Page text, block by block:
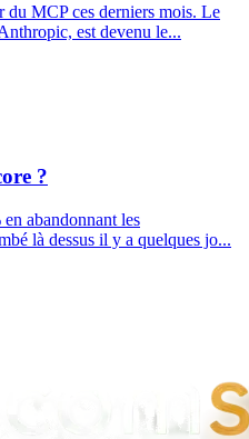
du MCP ces derniers mois. Le
est devenu le...
?
abandonnant les
là dessus il y a quelques jo...